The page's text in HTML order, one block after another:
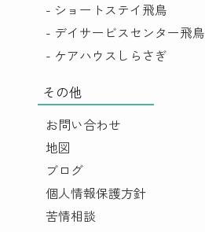
- ショートステイ飛鳥
- デイサービスセンター飛鳥
- ケアハウスしらさぎ
その他
お問い合わせ
地図
ブログ
個人情報保護方針
苦情相談